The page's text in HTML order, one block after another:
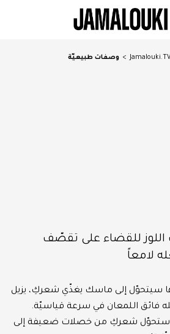
Jamalouki.TV
> وصفات طبيعيّة
للقضاء على تقصّف
لامعاً
سيتحوّل إلى ماسك يغذّي شعركِ، يزيل
فائق اللمعان في سرعة قياسيّة.
ستحوّل شعركِ من خصلات ضعيفة إلى